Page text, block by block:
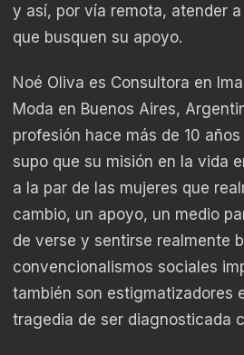
y así, por vía remota, atender
que busquen su apoyo.
Noé Oliva es Consultora en
Moda en Buenos Aires,
profesión hace más de 10
supo que su misión en la vida
a la par de las mujeres que
cambio, un apoyo, un medio
de verse y sentirse realmente
convencionalismos sociales
también son estigmatizadores
tragedia de ser diagnosticada